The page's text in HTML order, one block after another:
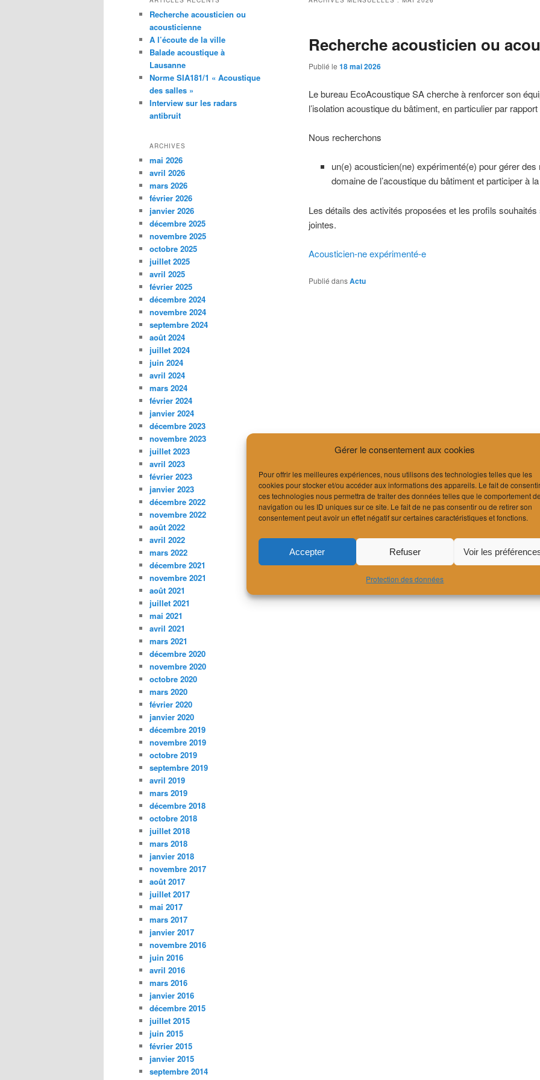
Gérer le consentement aux cookies
Pour offrir les meilleures expériences, nous utilisons des technologies telles que les
cookies pour stocker et/ou accéder aux informations des appareils. Le fait de
ces technologies nous permettra de traiter des données telles que le comportement
navigation ou les ID uniques sur ce site. Le fait de ne pas consentir ou de retirer son
consentement peut avoir un effet négatif sur certaines caractéristiques et fonctions.
Accepter Refuser Voir les
Protection des données
Recherche acousticien ou
Publié le 18 mai 2026
Le bureau EcoAcoustique SA cherche à renforcer son
l’isolation acoustique du bâtiment, en particulier par
Nous recherchons
un(e) acousticien(ne) expérimenté(e) pour gérer
domaine de l’acoustique du bâtiment et participer à
Les détails des activités proposées et les profils
jointes.
Acousticien-ne expérimenté-e
Publié dansActu
Recherche acousticien ou
acousticienne
A l’écoute de la ville
Balade acoustique à
Lausanne
Norme SIA181/1 « Acoustique
des salles »
Interview sur les radars
antibruit
ARCHIVES
mai 2026
avril 2026
mars 2026
février 2026
janvier 2026
décembre 2025
novembre 2025
octobre 2025
juillet 2025
avril 2025
février 2025
décembre 2024
novembre 2024
septembre 2024
août 2024
juillet 2024
juin 2024
avril 2024
mars 2024
février 2024
janvier 2024
décembre 2023
novembre 2023
juillet 2023
avril 2023
février 2023
janvier 2023
décembre 2022
novembre 2022
août 2022
avril 2022
mars 2022
décembre 2021
novembre 2021
août 2021
juillet 2021
mai 2021
avril 2021
mars 2021
décembre 2020
novembre 2020
octobre 2020
mars 2020
février 2020
janvier 2020
décembre 2019
novembre 2019
octobre 2019
septembre 2019
avril 2019
mars 2019
décembre 2018
octobre 2018
juillet 2018
mars 2018
janvier 2018
novembre 2017
août 2017
juillet 2017
mai 2017
mars 2017
janvier 2017
novembre 2016
juin 2016
avril 2016
mars 2016
janvier 2016
décembre 2015
juillet 2015
juin 2015
février 2015
janvier 2015
septembre 2014